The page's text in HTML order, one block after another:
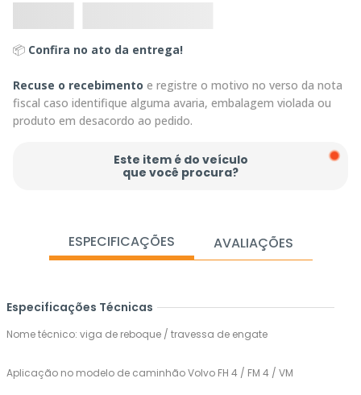
📦 Confira no ato da entrega!
Recuse o recebimento e registre o motivo no verso da nota
fiscal caso identifique alguma avaria, embalagem violada ou
produto em desacordo ao pedido.
Este item é do veículo
que você procura?
ESPECIFICAÇÕES AVALIAÇÕES
Especificações Técnicas
Nome técnico: viga de reboque / travessa de engate
Aplicação no modelo de caminhão Volvo FH 4 / FM 4 / VM